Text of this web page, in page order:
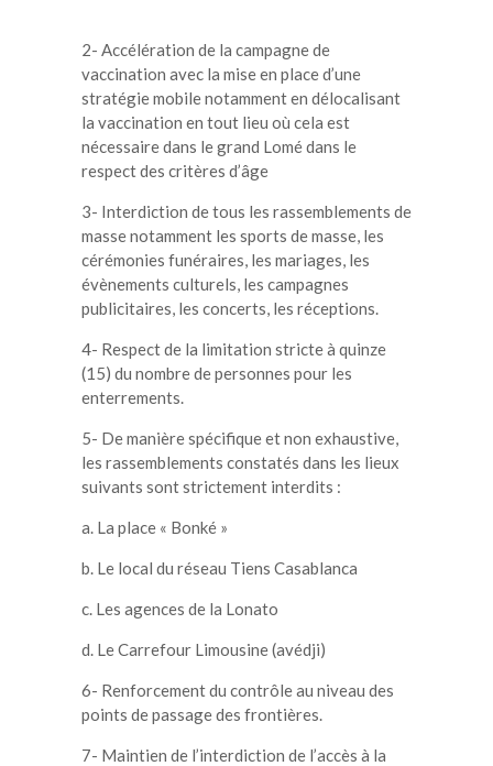
2- Accélération de la campagne de
vaccination avec la mise en place d’une
stratégie mobile notamment en délocalisant
la vaccination en tout lieu où cela est
nécessaire dans le grand Lomé dans le
respect des critères d’âge
3- Interdiction de tous les rassemblements de
masse notamment les sports de masse, les
cérémonies funéraires, les mariages, les
évènements culturels, les campagnes
publicitaires, les concerts, les réceptions.
4- Respect de la limitation stricte à quinze
(15) du nombre de personnes pour les
enterrements.
5- De manière spécifique et non exhaustive,
les rassemblements constatés dans les lieux
suivants sont strictement interdits :
a. La place « Bonké »
b. Le local du réseau Tiens Casablanca
c. Les agences de la Lonato
d. Le Carrefour Limousine (avédji)
6- Renforcement du contrôle au niveau des
points de passage des frontières.
7- Maintien de l’interdiction de l’accès à la